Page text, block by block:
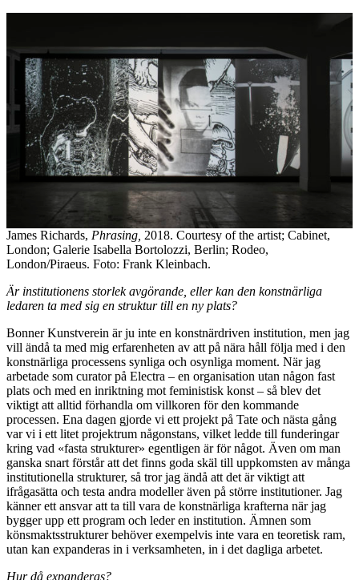
James Richards, Phrasing, 2018. Courtesy of the artist; Cabinet,
London; Galerie Isabella Bortolozzi, Berlin; Rodeo,
London/Piraeus. Foto: Frank Kleinbach.
Är institutionens storlek avgörande, eller kan den konstnärliga
ledaren ta med sig en struktur till en ny plats?
Bonner Kunstverein är ju inte en konstnärdriven institution, men jag
vill ändå ta med mig erfarenheten av att på nära håll följa med i den
konstnärliga processens synliga och osynliga moment. När jag
arbetade som curator på Electra – en organisation utan någon fast
plats och med en inriktning mot feministisk konst – så blev det
viktigt att alltid förhandla om villkoren för den kommande
processen. Ena dagen gjorde vi ett projekt på Tate och nästa gång
var vi i ett litet projektrum någonstans, vilket ledde till funderingar
kring vad «fasta strukturer» egentligen är för något. Även om man
ganska snart förstår att det finns goda skäl till uppkomsten av många
institutionella strukturer, så tror jag ändå att det är viktigt att
ifrågasätta och testa andra modeller även på större institutioner. Jag
känner ett ansvar att ta till vara de konstnärliga krafterna när jag
bygger upp ett program och leder en institution. Ämnen som
könsmaktsstrukturer behöver exempelvis inte vara en teoretisk ram,
utan kan expanderas in i verksamheten, in i det dagliga arbetet.
Hur då expanderas?